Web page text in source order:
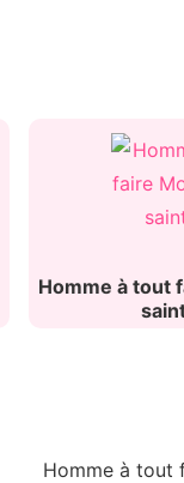
Homme à tout
Homme à tout